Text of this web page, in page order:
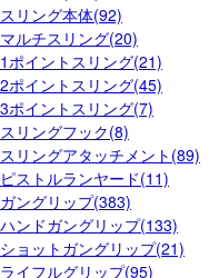
スリング本体(92)
マルチスリング(20)
1ポイントスリング(21)
2ポイントスリング(45)
3ポイントスリング(7)
スリングフック(8)
スリングアタッチメント(89)
ピストルランヤード(11)
ガングリップ(383)
ハンドガングリップ(133)
ショットガングリップ(21)
ライフルグリップ(95)